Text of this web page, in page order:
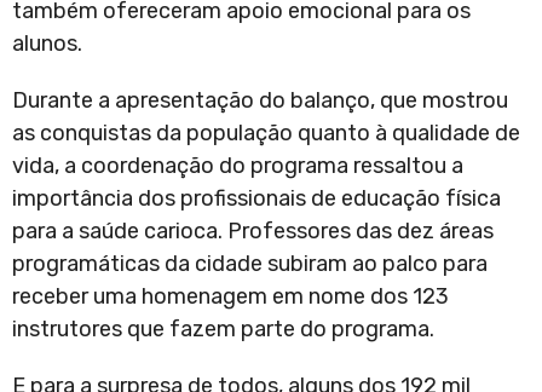
também ofereceram apoio emocional para os
alunos.
Durante a apresentação do balanço, que mostrou
as conquistas da população quanto à qualidade de
vida, a coordenação do programa ressaltou a
importância dos profissionais de educação física
para a saúde carioca. Professores das dez áreas
programáticas da cidade subiram ao palco para
receber uma homenagem em nome dos 123
instrutores que fazem parte do programa.
E para a surpresa de todos, alguns dos 192 mil